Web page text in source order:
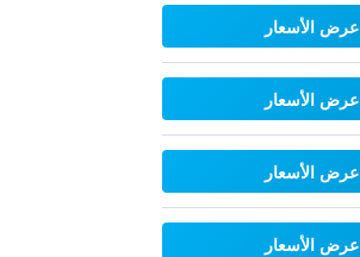
عرض الأسعار
عرض الأسعار
عرض الأسعار
عرض الأسعار